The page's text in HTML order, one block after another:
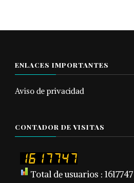
ENLACES IMPORTANTES
Aviso de privacidad
CONTADOR DE VISITAS
Total de usuarios : 1617747